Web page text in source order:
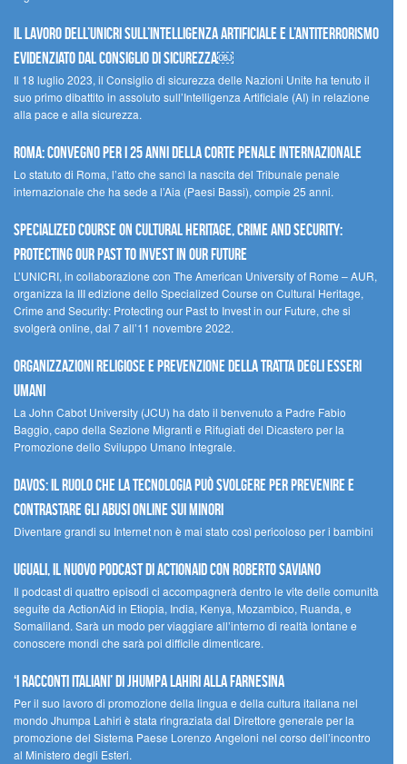
Il lavoro dell’UNICRI sull’intelligenza artificiale e l’antiterrorismo
evidenziato dal Consiglio di Sicurezza￼
Il 18 luglio 2023, il Consiglio di sicurezza delle Nazioni Unite ha tenuto il
suo primo dibattito in assoluto sull’Intelligenza Artificiale (AI) in relazione
alla pace e alla sicurezza.
Roma: convegno per i 25 anni della Corte penale internazionale
Lo statuto di Roma, l’atto che sancì la nascita del Tribunale penale
internazionale che ha sede a l’Aia (Paesi Bassi), compie 25 anni.
Specialized Course on Cultural Heritage, Crime and Security:
Protecting our Past to Invest in our Future
L’UNICRI, in collaborazione con The American University of Rome – AUR,
organizza la III edizione dello Specialized Course on Cultural Heritage,
Crime and Security: Protecting our Past to Invest in our Future, che si
svolgerà online, dal 7 all’11 novembre 2022.
Organizzazioni religiose e prevenzione della tratta degli esseri
umani
La John Cabot University (JCU) ha dato il benvenuto a Padre Fabio
Baggio, capo della Sezione Migranti e Rifugiati del Dicastero per la
Promozione dello Sviluppo Umano Integrale.
Davos: il ruolo che la tecnologia può svolgere per prevenire e
contrastare gli abusi online sui minori
Diventare grandi su Internet non è mai stato così pericoloso per i bambini
UGUALI, il nuovo podcast di ACTIONAID con Roberto Saviano
Il podcast di quattro episodi ci accompagnerà dentro le vite delle comunità
seguite da ActionAid in Etiopia, India, Kenya, Mozambico, Ruanda, e
Somaliland. Sarà un modo per viaggiare all’interno di realtà lontane e
conoscere mondi che sarà poi difficile dimenticare.
‘I racconti italiani’ di Jhumpa Lahiri alla Farnesina
Per il suo lavoro di promozione della lingua e della cultura italiana nel
mondo Jhumpa Lahiri è stata ringraziata dal Direttore generale per la
promozione del Sistema Paese Lorenzo Angeloni nel corso dell’incontro
al Ministero degli Esteri.